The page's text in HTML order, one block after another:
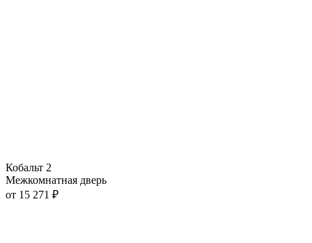
Кобальт 2
Межкомнатная дверь
от 15 271 ₽